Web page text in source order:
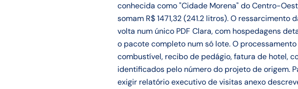
conhecida como "Cidade Morena" do Centro-
somam R$ 1471,32 (241.2 litros). O ressarcimento
volta num único PDF Clara, com hospedagens
o pacote completo num só lote. O
combustível, recibo de pedágio, fatura de hotel,
identificados pelo número do projeto de origem.
exigir relatório executivo de visitas anexo